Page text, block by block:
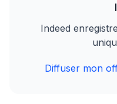
Indeed
Diffuser mon